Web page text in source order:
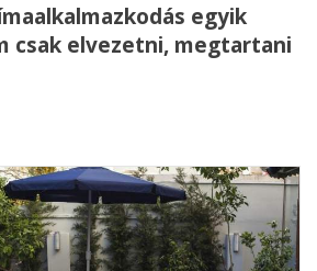
egyik
csak elvezetni, megtartani